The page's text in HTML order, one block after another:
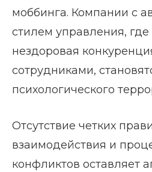
моббинга. Компании с
стилем управления,
нездоровая
сотрудниками,
психологического
Отсутствие четких
взаимодействия и
конфликтов оставляет